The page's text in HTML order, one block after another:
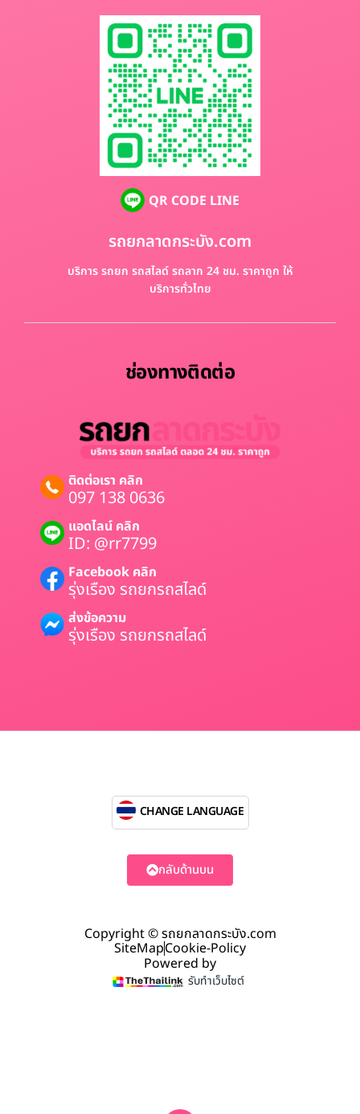
QR CODE LINE
รถยกลาดกระบัง.com
บริการ รถยก รถสไลด์ รถลาก 24 ชม. ราคาถูก ให้
บริการทั่วไทย
ช่องทางติดต่อ
ติดต่อเรา คลิก
097 138 0636
แอดไลน์ คลิก
ID: @rr7799
Facebook คลิก
รุ่งเรือง รถยกรถสไลด์
ส่งข้อความ
รุ่งเรือง รถยกรถสไลด์
Copyright © รถยกลาดกระบัง.com
SiteMapCookie-Policy
Powered by
รับทำเว็บไซต์
CHANGE LANGUAGE
กลับด้านบน